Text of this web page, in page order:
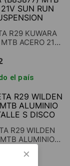
×
R29 KUWARA
ACERO 21V
SUSPENSION
el país
R29 WILDEN
ALUMINIO
S DISCO